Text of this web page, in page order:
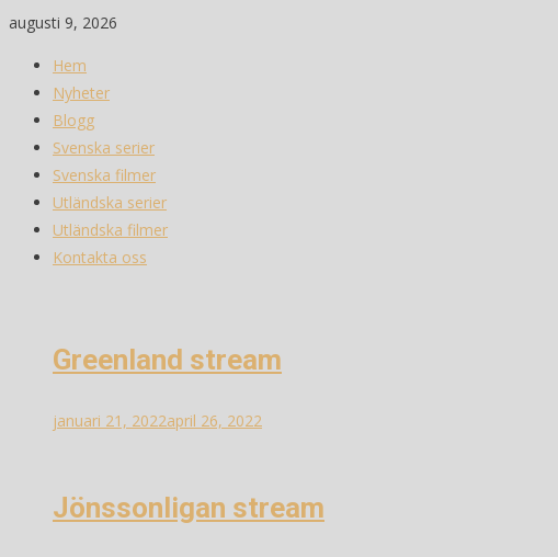
Skip
content
augusti 9, 2026
Hem
Nyheter
Blogg
Svenska serier
Svenska filmer
Utländska serier
Utländska filmer
Kontakta oss
Greenland stream
januari 21, 2022april 26, 2022
Jönssonligan stream